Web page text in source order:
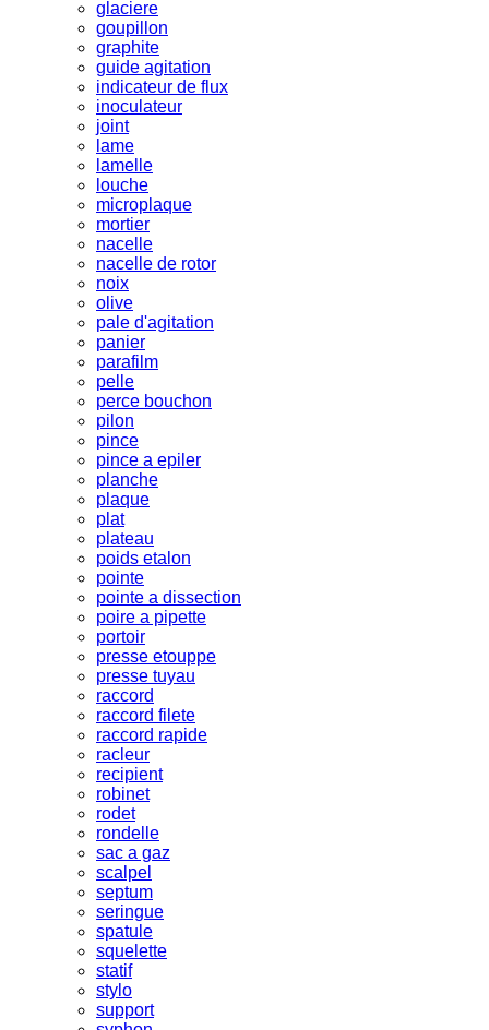
glaciere
goupillon
graphite
guide agitation
indicateur de flux
inoculateur
joint
lame
lamelle
louche
microplaque
mortier
nacelle
nacelle de rotor
noix
olive
pale d'agitation
panier
parafilm
pelle
perce bouchon
pilon
pince
pince a epiler
planche
plaque
plat
plateau
poids etalon
pointe
pointe a dissection
poire a pipette
portoir
presse etouppe
presse tuyau
raccord
raccord filete
raccord rapide
racleur
recipient
robinet
rodet
rondelle
sac a gaz
scalpel
septum
seringue
spatule
squelette
statif
stylo
support